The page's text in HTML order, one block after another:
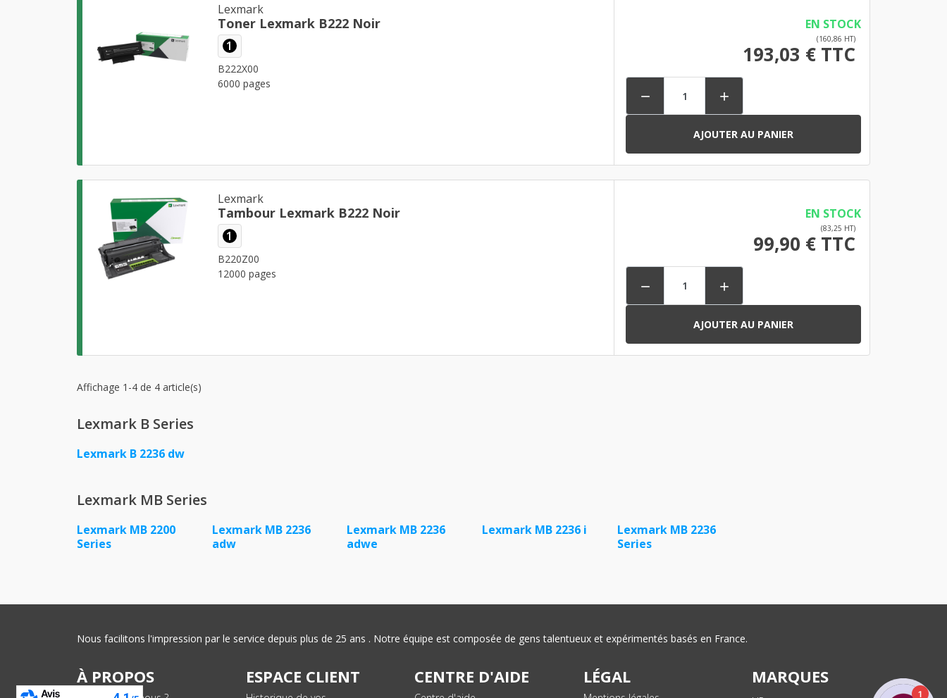
Lexmark
Toner Lexmark B222 Noir
1
B222X00
6000 pages
EN STOCK
(160,86 HT)
193,03 € TTC
 
AJOUTER AU PANIER
Lexmark
Tambour Lexmark B222 Noir
1
B220Z00
12000 pages
EN STOCK
(83,25 HT)
99,90 € TTC
 
AJOUTER AU PANIER
Affichage 1-4 de 4 article(s)
Lexmark B Series
Lexmark B 2236 dw
Lexmark MB Series
Lexmark MB 2200
Series
Lexmark MB 2236
adw
Lexmark MB 2236
adwe
Lexmark MB 2236 i
Lexmark MB 2236
Series
Nous facilitons l'impression par le service depuis plus de 25 ans . Notre équipe est composée de gens talentueux et expérimentés basés en France.
À PROPOS ESPACE CLIENT CENTRE D'AIDE LÉGAL MARQUES
1